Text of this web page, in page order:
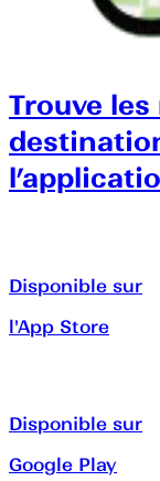
Trouve
Disponible sur
l'App Store
Disponible sur
Google Play